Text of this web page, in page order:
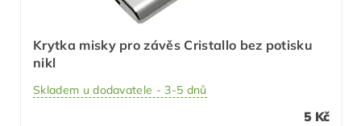
Krytka misky pro závěs Cristallo bez potisku
nikl
Skladem u dodavatele - 3-5 dnů
5 Kč